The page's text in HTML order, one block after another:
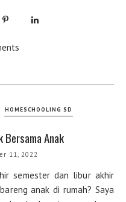
HOMESCHOOLING SD
Anak
11, 2022
semester dan libur akhir
anak di rumah? Saya